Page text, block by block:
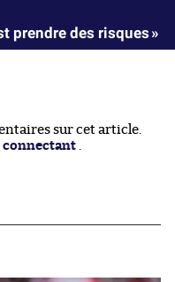
prendre des risques »
sur cet article.
connectant